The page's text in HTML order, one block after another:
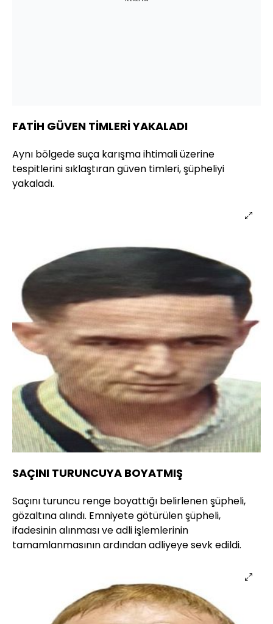
FATİH GÜVEN TİMLERİ YAKALADI
Aynı bölgede suça karışma ihtimali üzerine
tespitlerini sıklaştıran güven timleri, şüpheliyi
yakaladı.
SAÇINI TURUNCUYA BOYATMIŞ
Saçını turuncu renge boyattığı belirlenen şüpheli,
gözaltına alındı. Emniyete götürülen şüpheli,
ifadesinin alınması ve adli işlemlerinin
tamamlanmasının ardından adliyeye sevk edildi.